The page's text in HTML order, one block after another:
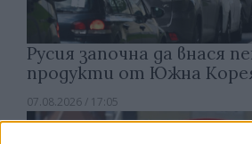
Русия започна да внася
продукти от Южна
07.08.2026 / 17:05